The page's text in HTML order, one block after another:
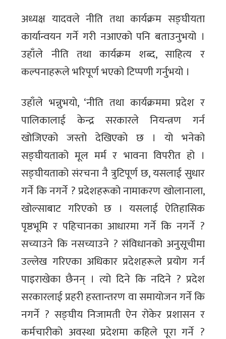
अध्यक्ष यादवले नीति तथा कार्यक्रम सङ्घीयता
कार्यान्वयन गर्ने गरी नआएको पनि बताउनुभयो ।
उहाँले नीति तथा कार्यक्रम शब्द, साहित्य र
कल्पनाहरूले भरिपूर्ण भएको टिप्पणी गर्नुभयो ।
उहाँले भन्नुभयाे, ‘नीति तथा कार्यक्रममा प्रदेश र
पालिकालाई केन्द्र सरकारले नियन्त्रण गर्न
खोजिएको जस्ताे देखिएकाे छ । यो भनेको
सङ्घीयताको मूल मर्म र भावना विपरीत हो ।
सङ्घीयताको संरचना नै त्रुटिपूर्ण छ, यसलाई सुधार
गर्ने कि नगर्ने ? प्रदेशहरूको नामाकरण खोलानाला,
खोल्साबाट गरिएको छ । यसलाई ऐतिहासिक
पृष्ठभूमि र पहिचानका आधारमा गर्ने कि नगर्ने ?
सच्याउने कि नसच्याउने ? संविधानको अनुसूचीमा
उल्लेख गरिएका अधिकार प्रदेशहरूले प्रयोग गर्न
पाइराखेका छैनन् । त्यो दिने कि नदिने ? प्रदेश
सरकारलाई प्रहरी हस्तान्तरण वा समायोजन गर्ने कि
नगर्ने ? सङ्घीय निजामती ऐन रोकेर प्रशासन र
कर्मचारीको अवस्था प्रदेशमा कहिले पूरा गर्ने ?